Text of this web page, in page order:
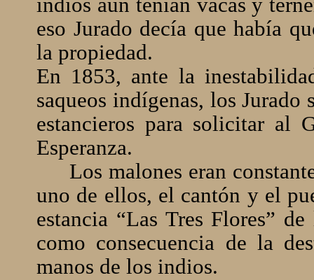
indios aún tenían vacas y
eso Jurado decía que había
la propiedad.
En 1853, ante la
saqueos indígenas, los Jurado
estancieros para solicitar al
Esperanza.
Los malones eran
uno de ellos, el cantón y el
estancia “Las Tres Flores”
como consecuencia de la
manos de los indios.